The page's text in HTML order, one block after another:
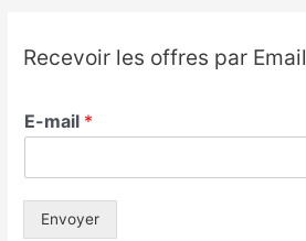
Recevoir les offres par Email
E-mail *
Envoyer